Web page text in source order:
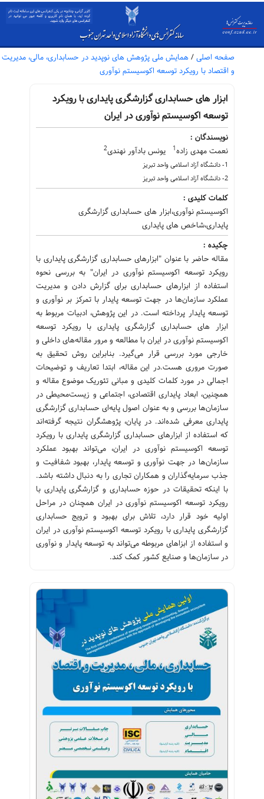
صفحه اصلی / همایش ملی پژوهش های نوپدید در حسابداری، مالی، مدیریت
و اقتصاد با رویکرد توسعه اکوسیستم نوآوری
ابزار های حسابداری گزارشگری پایداری با رویکرد
توسعه اکوسیستم نوآوری در ایران
نویسندگان :
نعمت مهدی زاده1 یونس بادآور نهندی2
1- دانشگاه آزاد اسلامی واحد تبریز
2- دانشگاه آزاد اسلامی واحد تبریز
کلمات کلیدی :
اکوسیستم نوآوری،ابزار های حسابداری گزارشگری
پایداری،شاخص های پایداری
چکیده :
مقاله حاضر با عنوان "ابزارهای حسابداری گزارشگری پایداری با
رویکرد توسعه اکوسیستم نوآوری در ایران" به بررسی نحوه
استفاده از ابزارهای حسابداری برای گزارش دادن و مدیریت
عملکرد سازمان‌ها در جهت توسعه پایدار با تمرکز بر نوآوری و
توسعه پایدار پرداخته است. در این پژوهش، ادبیات مربوط به
ابزار های حسابداری گزارشگری پایداری با رویکرد توسعه
اکوسیستم نوآوری در ایران با مطالعه و مرور مقاله‌های داخلی و
خارجی مورد بررسی قرار می‌گیرد. بنابراین روش تحقیق به
صورت مروری هست.در این مقاله، ابتدا تعاریف و توضیحات
اجمالی در مورد کلمات کلیدی و مبانی تئوریک موضوع مقاله و
همچنین، ابعاد پایداری اقتصادی، اجتماعی و زیست‌محیطی در
سازمان‌ها بررسی و به عنوان اصول پایه‌ای حسابداری گزارشگری
پایداری معرفی شده‌اند. در پایان، پژوهشگران نتیجه گرفته‌اند
که استفاده از ابزارهای حسابداری گزارشگری پایداری با رویکرد
توسعه اکوسیستم نوآوری در ایران، می‌تواند بهبود عملکرد
سازمان‌ها در جهت نوآوری و توسعه پایدار، بهبود شفافیت و
جذب سرمایه‌گذاران و همکاران تجاری را به دنبال داشته باشد.
با اینکه تحقیقات در حوزه حسابداری و گزارشگری پایداری با
رویکرد توسعه اکوسیستم نوآوری در ایران همچنان در مراحل
اولیه خود قرار دارد، تلاش برای بهبود و ترویج حسابداری
گزارشگری پایداری با رویکرد توسعه اکوسیستم نوآوری در ایران
و استفاده از ابزاهای مربوطه می‌تواند به توسعه پایدار و نوآوری
در سازمان‌ها و صنایع کشور کمک کند.